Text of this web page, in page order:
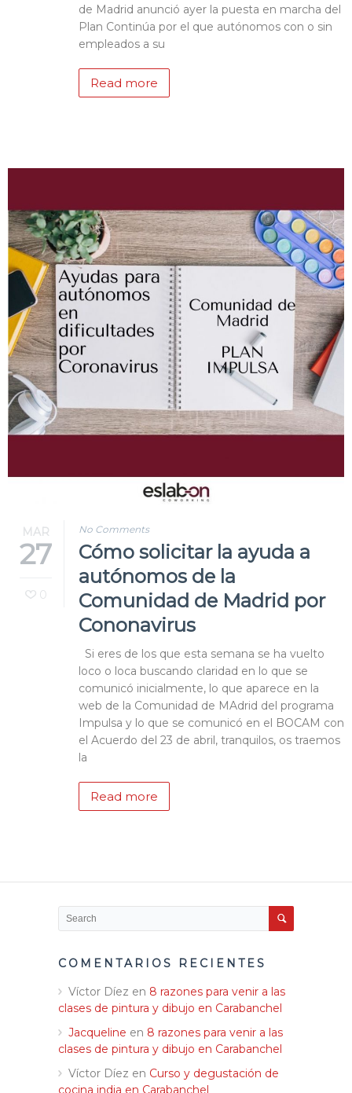
de Madrid anunció ayer la puesta en marcha del
Plan Continúa por el que autónomos con o sin
empleados a su
Read more
MAR
27
0
No Comments
Cómo solicitar la ayuda a
autónomos de la
Comunidad de Madrid por
Cononavirus
Si eres de los que esta semana se ha vuelto
loco o loca buscando claridad en lo que se
comunicó inicialmente, lo que aparece en la
web de la Comunidad de MAdrid del programa
Impulsa y lo que se comunicó en el BOCAM con
el Acuerdo del 23 de abril, tranquilos, os traemos
la
Read more
COMENTARIOS RECIENTES
Víctor Díez en 8 razones para venir a las
clases de pintura y dibujo en Carabanchel
Jacqueline en 8 razones para venir a las
clases de pintura y dibujo en Carabanchel
Víctor Díez en Curso y degustación de
cocina india en Carabanchel